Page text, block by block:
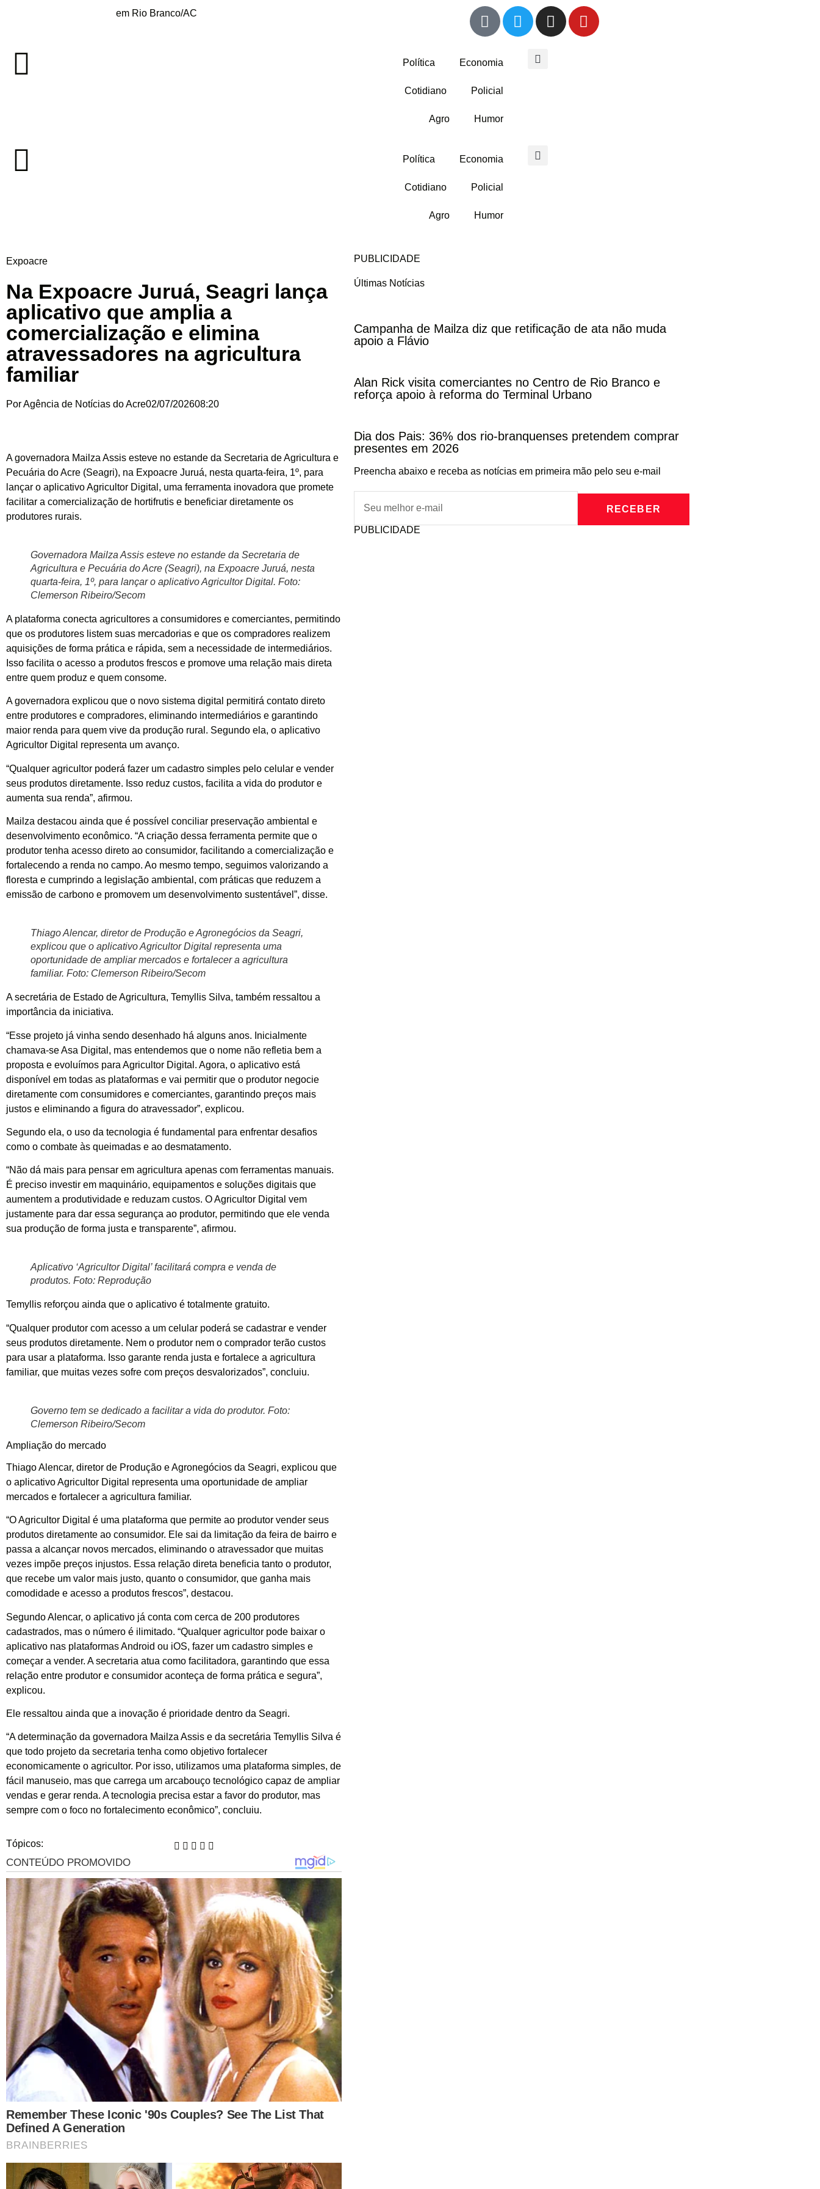
em Rio Branco/AC
Política Economia
Cotidiano Policial
Agro Humor
Política Economia
Cotidiano Policial
Agro Humor
Expoacre
Na Expoacre Juruá, Seagri lança
aplicativo que amplia a
comercialização e elimina
atravessadores na agricultura
familiar
PorAgência de Notícias do Acre02/07/202608:20
A governadora Mailza Assis esteve no estande da Secretaria de Agricultura e
Pecuária do Acre (Seagri), na Expoacre Juruá, nesta quarta-feira, 1º, para
lançar o aplicativo Agricultor Digital, uma ferramenta inovadora que promete
facilitar a comercialização de hortifrutis e beneficiar diretamente os
produtores rurais.
Governadora Mailza Assis esteve no estande da Secretaria de
Agricultura e Pecuária do Acre (Seagri), na Expoacre Juruá, nesta
quarta-feira, 1º, para lançar o aplicativo Agricultor Digital. Foto:
Clemerson Ribeiro/Secom
A plataforma conecta agricultores a consumidores e comerciantes, permitindo
que os produtores listem suas mercadorias e que os compradores realizem
aquisições de forma prática e rápida, sem a necessidade de intermediários.
Isso facilita o acesso a produtos frescos e promove uma relação mais direta
entre quem produz e quem consome.
A governadora explicou que o novo sistema digital permitirá contato direto
entre produtores e compradores, eliminando intermediários e garantindo
maior renda para quem vive da produção rural. Segundo ela, o aplicativo
Agricultor Digital representa um avanço.
“Qualquer agricultor poderá fazer um cadastro simples pelo celular e vender
seus produtos diretamente. Isso reduz custos, facilita a vida do produtor e
aumenta sua renda”, afirmou.
Mailza destacou ainda que é possível conciliar preservação ambiental e
desenvolvimento econômico. “A criação dessa ferramenta permite que o
produtor tenha acesso direto ao consumidor, facilitando a comercialização e
fortalecendo a renda no campo. Ao mesmo tempo, seguimos valorizando a
floresta e cumprindo a legislação ambiental, com práticas que reduzem a
emissão de carbono e promovem um desenvolvimento sustentável”, disse.
Thiago Alencar, diretor de Produção e Agronegócios da Seagri,
explicou que o aplicativo Agricultor Digital representa uma
oportunidade de ampliar mercados e fortalecer a agricultura
familiar. Foto: Clemerson Ribeiro/Secom
A secretária de Estado de Agricultura, Temyllis Silva, também ressaltou a
importância da iniciativa.
“Esse projeto já vinha sendo desenhado há alguns anos. Inicialmente
chamava-se Asa Digital, mas entendemos que o nome não refletia bem a
proposta e evoluímos para Agricultor Digital. Agora, o aplicativo está
disponível em todas as plataformas e vai permitir que o produtor negocie
diretamente com consumidores e comerciantes, garantindo preços mais
justos e eliminando a figura do atravessador”, explicou.
Segundo ela, o uso da tecnologia é fundamental para enfrentar desafios
como o combate às queimadas e ao desmatamento.
“Não dá mais para pensar em agricultura apenas com ferramentas manuais.
É preciso investir em maquinário, equipamentos e soluções digitais que
aumentem a produtividade e reduzam custos. O Agricultor Digital vem
justamente para dar essa segurança ao produtor, permitindo que ele venda
sua produção de forma justa e transparente”, afirmou.
Aplicativo ‘Agricultor Digital’ facilitará compra e venda de
produtos. Foto: Reprodução
Temyllis reforçou ainda que o aplicativo é totalmente gratuito.
“Qualquer produtor com acesso a um celular poderá se cadastrar e vender
seus produtos diretamente. Nem o produtor nem o comprador terão custos
para usar a plataforma. Isso garante renda justa e fortalece a agricultura
familiar, que muitas vezes sofre com preços desvalorizados”, concluiu.
Governo tem se dedicado a facilitar a vida do produtor. Foto:
Clemerson Ribeiro/Secom
Ampliação do mercado
Thiago Alencar, diretor de Produção e Agronegócios da Seagri, explicou que
o aplicativo Agricultor Digital representa uma oportunidade de ampliar
mercados e fortalecer a agricultura familiar.
“O Agricultor Digital é uma plataforma que permite ao produtor vender seus
produtos diretamente ao consumidor. Ele sai da limitação da feira de bairro e
passa a alcançar novos mercados, eliminando o atravessador que muitas
vezes impõe preços injustos. Essa relação direta beneficia tanto o produtor,
que recebe um valor mais justo, quanto o consumidor, que ganha mais
comodidade e acesso a produtos frescos”, destacou.
Segundo Alencar, o aplicativo já conta com cerca de 200 produtores
cadastrados, mas o número é ilimitado. “Qualquer agricultor pode baixar o
aplicativo nas plataformas Android ou iOS, fazer um cadastro simples e
começar a vender. A secretaria atua como facilitadora, garantindo que essa
relação entre produtor e consumidor aconteça de forma prática e segura”,
explicou.
Ele ressaltou ainda que a inovação é prioridade dentro da Seagri.
“A determinação da governadora Mailza Assis e da secretária Temyllis Silva é
que todo projeto da secretaria tenha como objetivo fortalecer
economicamente o agricultor. Por isso, utilizamos uma plataforma simples, de
fácil manuseio, mas que carrega um arcabouço tecnológico capaz de ampliar
vendas e gerar renda. A tecnologia precisa estar a favor do produtor, mas
sempre com o foco no fortalecimento econômico”, concluiu.
Tópicos:
PUBLICIDADE
Últimas Notícias
Campanha de Mailza diz que retificação de ata não muda
apoio a Flávio
Alan Rick visita comerciantes no Centro de Rio Branco e
reforça apoio à reforma do Terminal Urbano
Dia dos Pais: 36% dos rio-branquenses pretendem comprar
presentes em 2026
Preencha abaixo e receba as notícias em primeira mão pelo seu e-mail
RECEBER
PUBLICIDADE